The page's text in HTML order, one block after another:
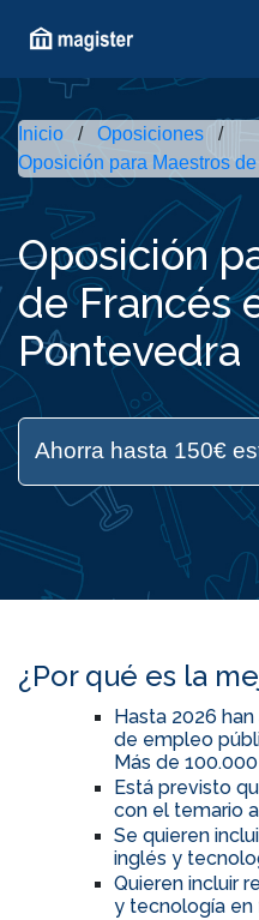
Inicio
Oposiciones
Oposición para Maestros
Oposición
de Francés
Pontevedra
Ahorra hasta 150€
¿Por qué es la
Hasta 2026
de empleo
Más de
Está previsto
con el temario
Se quieren
inglés y
Quieren incluir
y tecnología en